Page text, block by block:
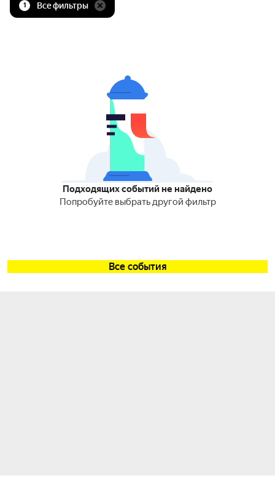
1 Все фильтры
Подходящих событий не найдено
Попробуйте выбрать другой фильтр
Все события